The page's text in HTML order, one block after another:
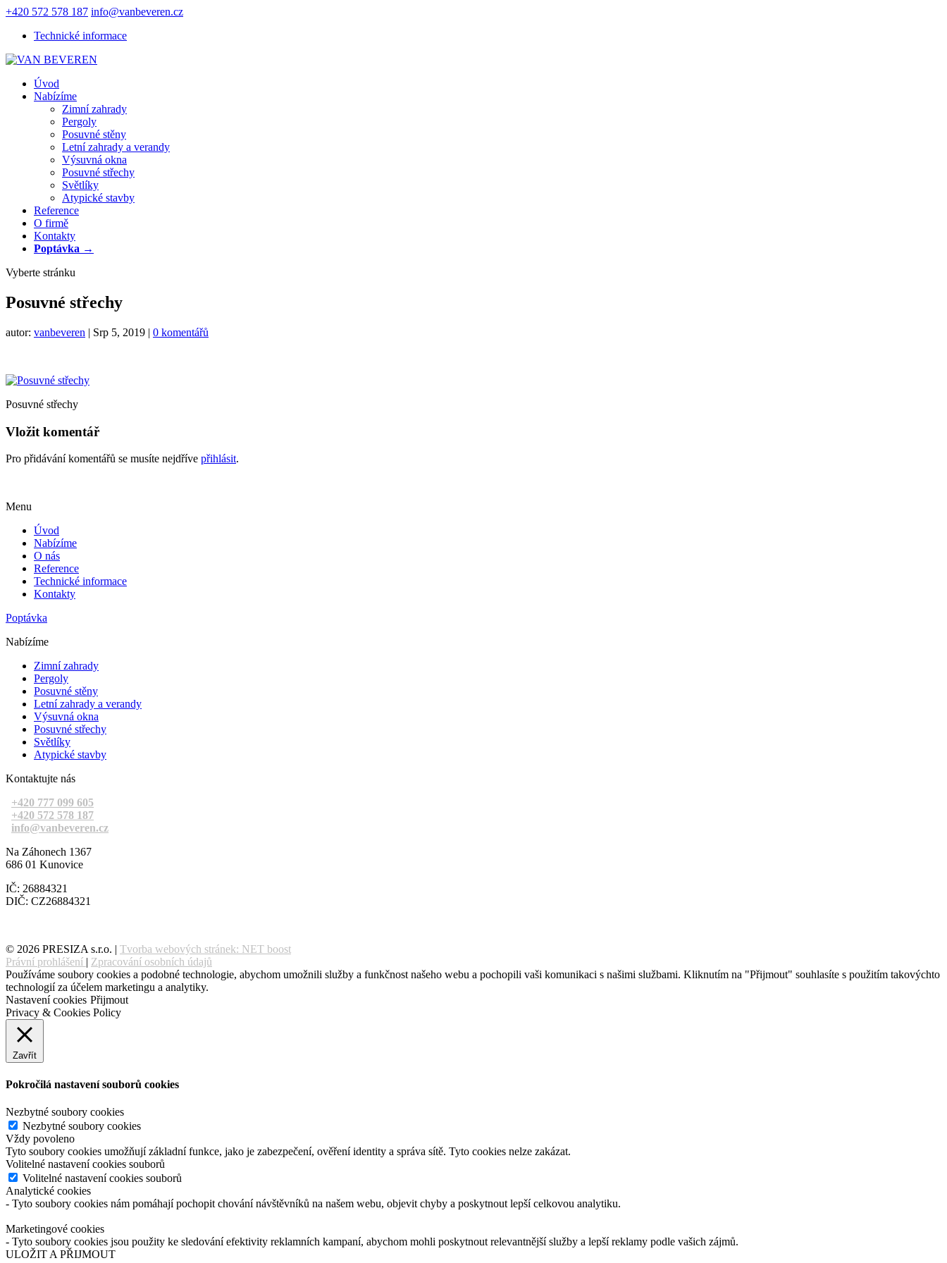
+420 572 578 187 info@vanbeveren.cz
Technické informace
Úvod
Nabízíme
Zimní zahrady
Pergoly
Posuvné stěny
Letní zahrady a verandy
Výsuvná okna
Posuvné střechy
Světlíky
Atypické stavby
Reference
O firmě
Kontakty
Poptávka →
Vyberte stránku
Posuvné střechy
autor: vanbeveren | Srp 5, 2019 | 0 komentářů
Posuvné střechy
Vložit komentář
Pro přidávání komentářů se musíte nejdříve přihlásit.
Menu
Úvod
Nabízíme
O nás
Reference
Technické informace
Kontakty
Poptávka
Nabízíme
Zimní zahrady
Pergoly
Posuvné stěny
Letní zahrady a verandy
Výsuvná okna
Posuvné střechy
Světlíky
Atypické stavby
Kontaktujte nás
+420 777 099 605
+420 572 578 187
info@vanbeveren.cz
Na Záhonech 1367
686 01 Kunovice
IČ: 26884321
DIČ: CZ26884321
© 2026 PRESIZA s.r.o. | Tvorba webových stránek: NET boost
Právní prohlášení | Zpracování osobních údajů
Používáme soubory cookies a podobné technologie, abychom umožnili služby a funkčnost našeho webu a pochopili vaši komunikaci s našimi službami. Kliknutím na "Přijmout" souhlasíte s použitím takovýchto
technologií za účelem marketingu a analytiky.
Nastavení cookies Přijmout
Privacy & Cookies Policy
Zavřít
Pokročilá nastavení souborů cookies
Nezbytné soubory cookies
Nezbytné soubory cookies
Vždy povoleno
Tyto soubory cookies umožňují základní funkce, jako je zabezpečení, ověření identity a správa sítě. Tyto cookies nelze zakázat.
Volitelné nastavení cookies souborů
Volitelné nastavení cookies souborů
Analytické cookies
- Tyto soubory cookies nám pomáhají pochopit chování návštěvníků na našem webu, objevit chyby a poskytnout lepší celkovou analytiku.
Marketingové cookies
- Tyto soubory cookies jsou použity ke sledování efektivity reklamních kampaní, abychom mohli poskytnout relevantnější služby a lepší reklamy podle vašich zájmů.
ULOŽIT A PŘIJMOUT